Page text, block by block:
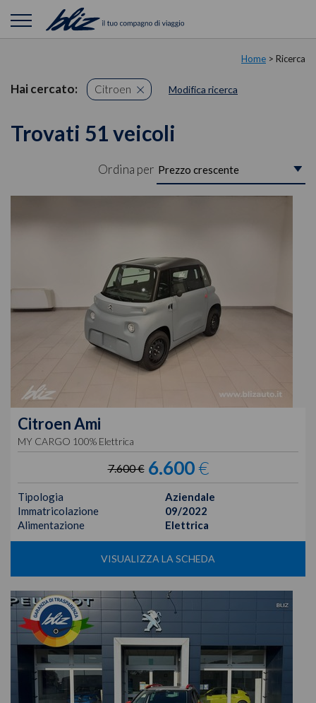
Home > Ricerca
Hai cercato: Citroen Modifica ricerca
Trovati 51 veicoli
Ordina per
CitroenAmi
MY CARGO 100% Elettrica
7.600 € 6.600€
Tipologia
Aziendale
Immatricolazione
09/2022
Alimentazione
Elettrica
VISUALIZZA LA SCHEDA